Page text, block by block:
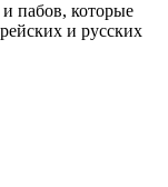
пабов, которые
и русских